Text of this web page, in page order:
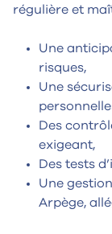
régulière et
Une
risques,
Une
Des
exigeant,
Des tests
Une
Arpège,